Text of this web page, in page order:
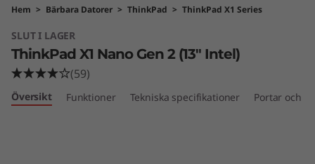
P
a
d
X
Hem > Bärbara Datorer > ThinkPad > ThinkPad X1 Series
SLUT I LAGER
ThinkPad X1 Nano Gen 2 (13" Intel)
(59)
Översikt Funktioner Tekniska specifikationer Portar och